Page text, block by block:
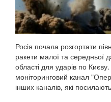
Росія почала розгортати
ракети малої та середньої
області для ударів по
моніторинговий канал
інших каналів, які